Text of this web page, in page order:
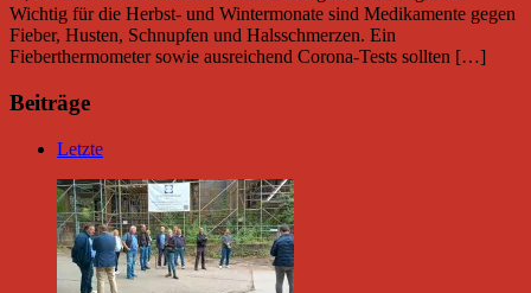
Wichtig für die Herbst- und Wintermonate sind Medikamente gegen
Fieber, Husten, Schnupfen und Halsschmerzen. Ein
Fieberthermometer sowie ausreichend Corona-Tests sollten […]
Beiträge
Letzte